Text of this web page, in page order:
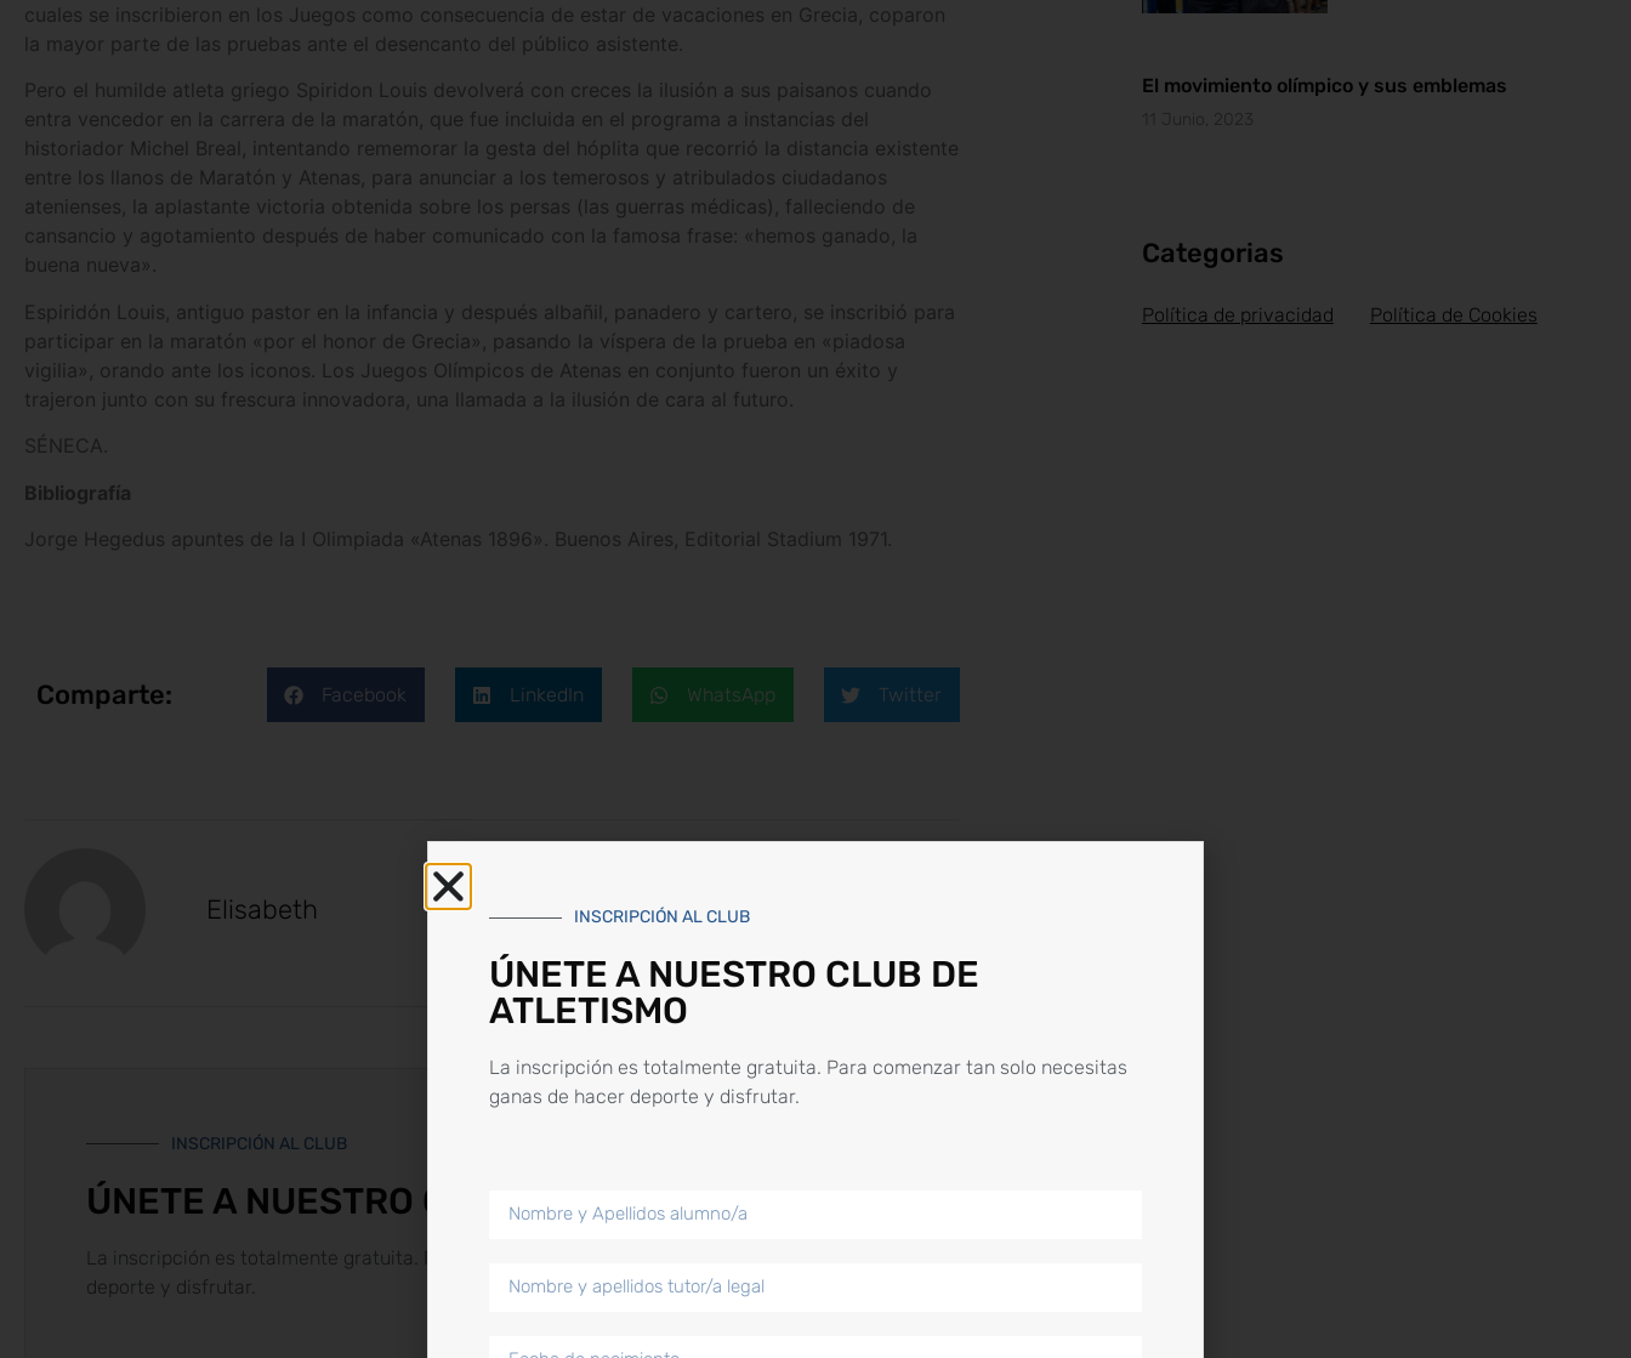
cuales se inscribieron en los Juegos como consecuencia de estar de vacaciones en Grecia, coparon
la mayor parte de las pruebas ante el desencanto del público asistente.
Pero el humilde atleta griego Spiridon Louis devolverá con creces la ilusión a sus paisanos cuando
entra vencedor en la carrera de la maratón, que fue incluida en el programa a instancias del
historiador Michel Breal, intentando rememorar la gesta del hóplita que recorrió la distancia existente
entre los llanos de Maratón y Atenas, para anunciar a los temerosos y atribulados ciudadanos
atenienses, la aplastante victoria obtenida sobre los persas (las guerras médicas), falleciendo de
cansancio y agotamiento después de haber comunicado con la famosa frase: «hemos ganado, la
buena nueva».
Espiridón Louis, antiguo pastor en la infancia y después albañil, panadero y cartero, se inscribió para
participar en la maratón «por el honor de Grecia», pasando la víspera de la prueba en «piadosa
vigilia», orando ante los iconos. Los Juegos Olímpicos de Atenas en conjunto fueron un éxito y
trajeron junto con su frescura innovadora, una llamada a la ilusión de cara al futuro.
SÉNECA.
Bibliografía
Jorge Hegedus apuntes de la I Olimpiada «Atenas 1896». Buenos Aires, Editorial Stadium 1971.
Comparte: Facebook LinkedIn WhatsApp Twitter
Elisabeth
INSCRIPCIÓN AL CLUB
ÚNETE A NUESTRO CLUB DE ATLETISMO
La inscripción es totalmente gratuita. Para comenzar tan solo necesitas ganas de hacer
deporte y disfrutar.
El movimiento olímpico y sus emblemas
11 Junio, 2023
Categorias
Política de privacidad Política de Cookies
INSCRIPCIÓN AL CLUB
ÚNETE A NUESTRO CLUB DE
ATLETISMO
La inscripción es totalmente gratuita. Para comenzar tan solo necesitas
ganas de hacer deporte y disfrutar.